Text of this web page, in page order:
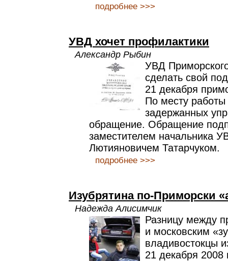
подробнее >>>
УВД хочет профилактики
Александр Рыбин
УВД
сделать свой
21 декабря
По месту
задержанных
обращение. Обращение
заместителем начальника
Лютияновичем Татарчуком.
подробнее >>>
Изубрятина по-Приморски
Надежда Алисимчик
Разницу между
и московским
владивостокцы
21 декабря 2008